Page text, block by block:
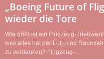
„Boeing Future of
wieder die Tore
Wie groß ist ein Flugzeug-
was alles hat der Luft- und
zu verdanken? Flugzeug-...